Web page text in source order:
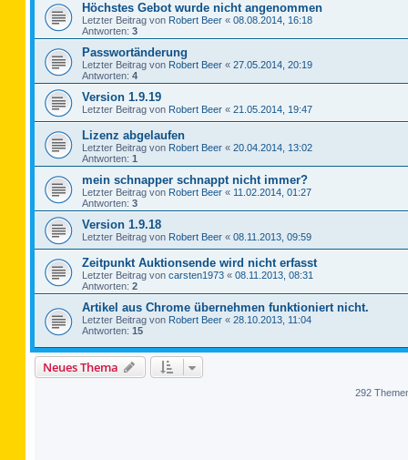
Höchstes Gebot wurde nicht angenommen
Letzter Beitrag von Robert Beer « 08.08.2014, 16:18
Antworten: 3
Passwortänderung
Letzter Beitrag von Robert Beer « 27.05.2014, 20:19
Antworten: 4
Version 1.9.19
Letzter Beitrag von Robert Beer « 21.05.2014, 19:47
Lizenz abgelaufen
Letzter Beitrag von Robert Beer « 20.04.2014, 13:02
Antworten: 1
mein schnapper schnappt nicht immer?
Letzter Beitrag von Robert Beer « 11.02.2014, 01:27
Antworten: 3
Version 1.9.18
Letzter Beitrag von Robert Beer « 08.11.2013, 09:59
Zeitpunkt Auktionsende wird nicht erfasst
Letzter Beitrag von carsten1973 « 08.11.2013, 08:31
Antworten: 2
Artikel aus Chrome übernehmen funktioniert nicht.
Letzter Beitrag von Robert Beer « 28.10.2013, 11:04
Antworten: 15
Neues Thema
292